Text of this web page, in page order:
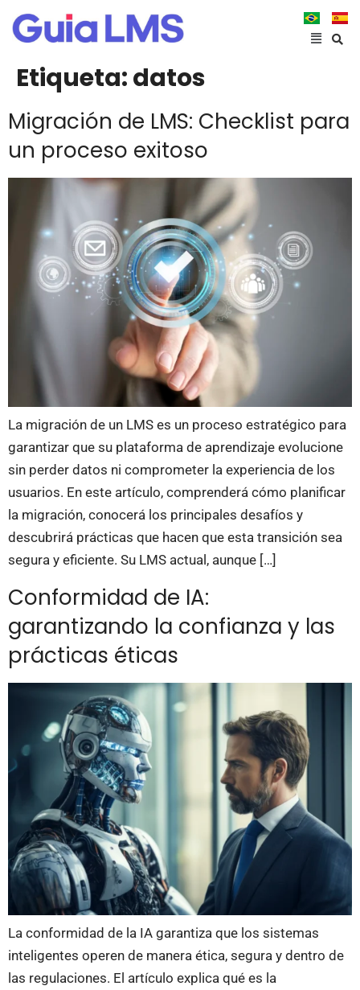
Etiqueta:datos
Migración de LMS: Checklist para
un proceso exitoso
La migración de un LMS es un proceso estratégico para
garantizar que su plataforma de aprendizaje evolucione
sin perder datos ni comprometer la experiencia de los
usuarios. En este artículo, comprenderá cómo planificar
la migración, conocerá los principales desafíos y
descubrirá prácticas que hacen que esta transición sea
segura y eficiente. Su LMS actual, aunque […]
Conformidad de IA:
garantizando la confianza y las
prácticas éticas
La conformidad de la IA garantiza que los sistemas
inteligentes operen de manera ética, segura y dentro de
las regulaciones. El artículo explica qué es la